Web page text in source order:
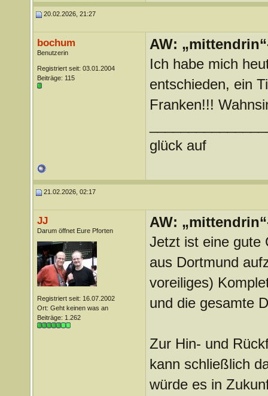
20.02.2026, 21:27
bochum
Benutzerin
Registriert seit: 03.01.2004
Beiträge: 115
AW:
Ich habe mich
entschieden, ein
Franken!!!
glück auf
21.02.2026, 02:17
JJ
Darum öffnet Eure Pforten
Registriert seit: 16.07.2002
Ort: Geht keinen was an
Beiträge: 1.262
AW:
Jetzt ist eine gute
aus Dortmund
voreiliges)
und die gesamte
Zur Hin- und
kann schließlich
würde es in